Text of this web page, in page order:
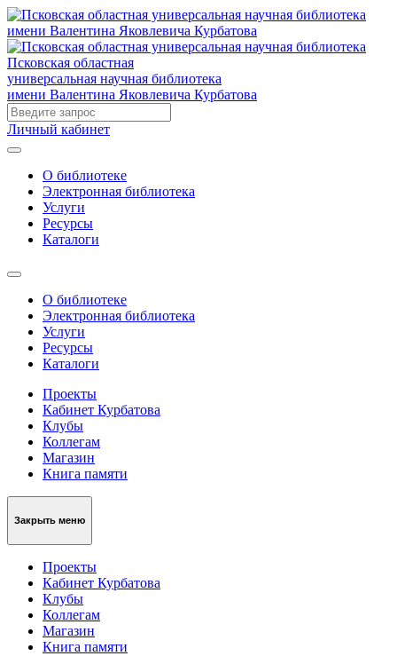
Псковская областная
универсальная научная библиотека
имени Валентина Яковлевича Курбатова
Личный кабинет
О библиотеке
Электронная библиотека
Услуги
Ресурсы
Каталоги
О библиотеке
Электронная библиотека
Услуги
Ресурсы
Каталоги
Проекты
Кабинет Курбатова
Клубы
Коллегам
Магазин
Книга памяти
Закрыть меню
Проекты
Кабинет Курбатова
Клубы
Коллегам
Магазин
Книга памяти